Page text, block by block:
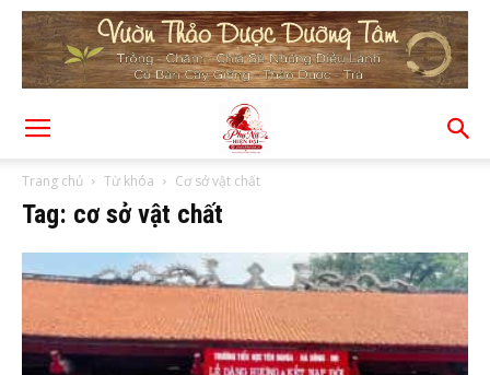
Trang chủ Từ khóa Cơ sở vật chất
Tag: cơ sở vật chất